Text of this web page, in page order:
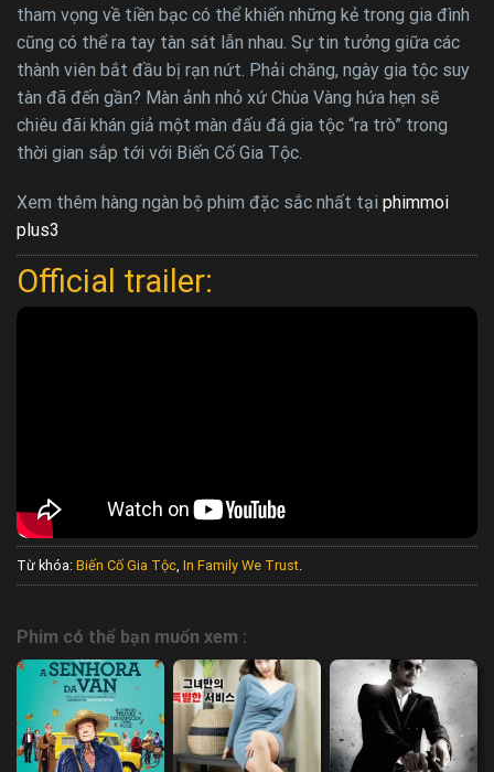
tham vọng về tiền bạc có thể khiến những kẻ trong gia đình
cũng có thể ra tay tàn sát lẫn nhau. Sự tin tưởng giữa các
thành viên bắt đầu bị rạn nứt. Phải chăng, ngày gia tộc suy
tàn đã đến gần? Màn ảnh nhỏ xứ Chùa Vàng hứa hẹn sẽ
chiêu đãi khán giả một màn đấu đá gia tộc “ra trò” trong
thời gian sắp tới với Biến Cố Gia Tộc.
Xem thêm hàng ngàn bộ phim đặc sắc nhất tại phimmoi
plus3
Official trailer:
Từ khóa: Biến Cố Gia Tộc In Family We Trust
Phim có thể bạn muốn xem :